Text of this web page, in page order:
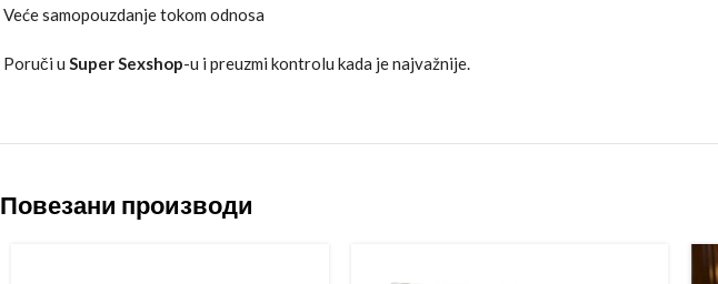
Veće samopouzdanje tokom odnosa
Poruči u Super Sexshop-u i preuzmi kontrolu kada je najvažnije.
Повезани производи